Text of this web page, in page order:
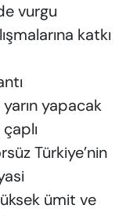
vurgu
katkı
yapacak
Türkiye’nin
ümit ve